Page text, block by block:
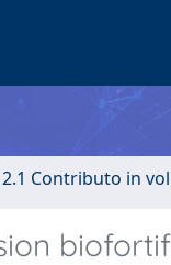
2.1 Contributo in